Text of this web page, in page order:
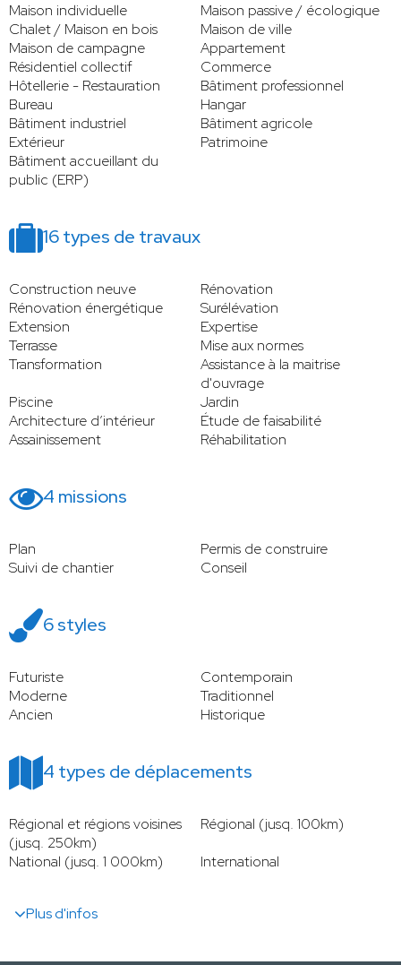
Maison individuelle
Maison passive / écologique
Chalet / Maison en bois
Maison de ville
Maison de campagne
Appartement
Résidentiel collectif
Commerce
Hôtellerie - Restauration
Bâtiment professionnel
Bureau
Hangar
Bâtiment industriel
Bâtiment agricole
Extérieur
Patrimoine
Bâtiment accueillant du
public (ERP)
16 types de travaux
Construction neuve
Rénovation
Rénovation énergétique
Surélévation
Extension
Expertise
Terrasse
Mise aux normes
Transformation
Assistance à la maitrise
d'ouvrage
Piscine
Jardin
Architecture d’intérieur
Étude de faisabilité
Assainissement
Réhabilitation
4 missions
Plan
Permis de construire
Suivi de chantier
Conseil
6 styles
Futuriste
Contemporain
Moderne
Traditionnel
Ancien
Historique
4 types de déplacements
Régional et régions voisines
(jusq. 250km)
Régional (jusq. 100km)
National (jusq. 1 000km)
International
Plus d'infos